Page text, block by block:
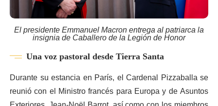
El presidente Emmanuel Macron entrega al patriarca la
insignia de Caballero de la Legión de Honor
Una voz pastoral desde Tierra Santa
Durante su estancia en París, el Cardenal Pizzaballa se
reunió con el Ministro francés para Europa y de Asuntos